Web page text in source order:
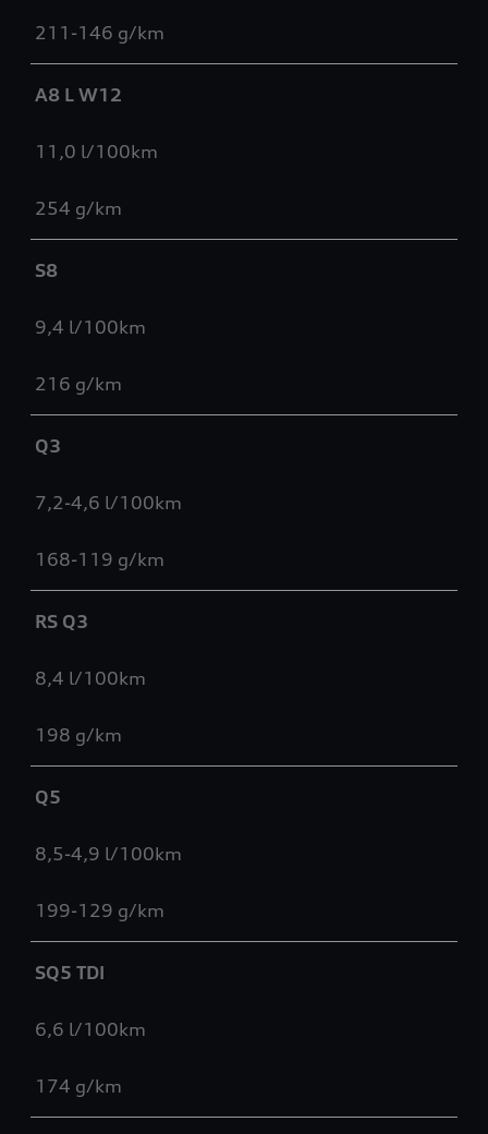
211-146 g/km
A8 L W12
11,0 l/100km
254 g/km
S8
9,4 l/100km
216 g/km
Q3
7,2-4,6 l/100km
168-119 g/km
RS Q3
8,4 l/100km
198 g/km
Q5
8,5-4,9 l/100km
199-129 g/km
SQ5 TDI
6,6 l/100km
174 g/km